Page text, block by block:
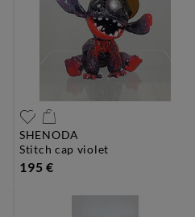
SHENODA
stitch cap violet
195 €